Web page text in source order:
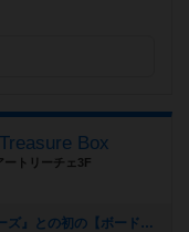
Box
トリーチェ3F
[NEW] マッチングアプリ会員数最大手『ペアーズ』との初の【ボードゲームマッチングイベント】開催決定‼️（2026年01月06日 16時43分）